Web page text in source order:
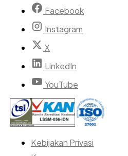
Facebook
Instagram
X
LinkedIn
YouTube
Kebijakan Privasi